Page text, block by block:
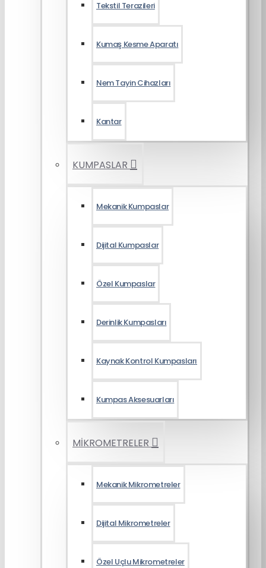
Tekstil Terazileri
Kumaş Kesme Aparatı
Nem Tayin Cihazları
Kantar
KUMPASLAR
Mekanik Kumpaslar
Dijital Kumpaslar
Özel Kumpaslar
Derinlik Kumpasları
Kaynak Kontrol Kumpasları
Kumpas Aksesuarları
MİKROMETRELER
Mekanik Mikrometreler
Dijital Mikrometreler
Özel Uçlu Mikrometreler